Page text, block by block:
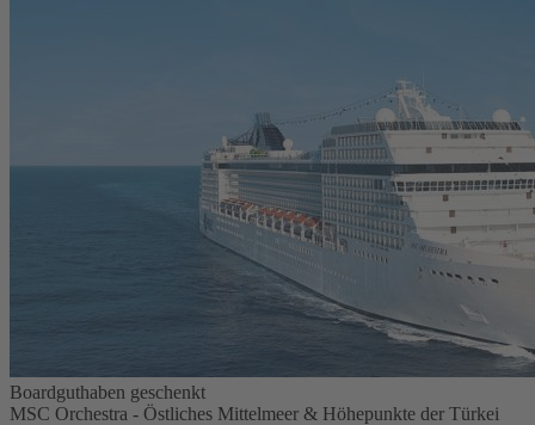
Boardguthaben geschenkt
MSC Orchestra - Östliches Mittelmeer & Höhepunkte der Türkei